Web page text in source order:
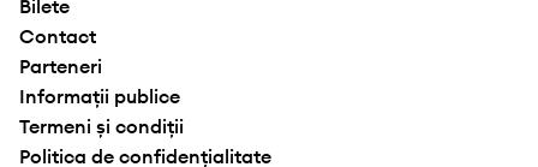
Bilete
Contact
Parteneri
Informații publice
Termeni și condiții
Politica de confidențialitate